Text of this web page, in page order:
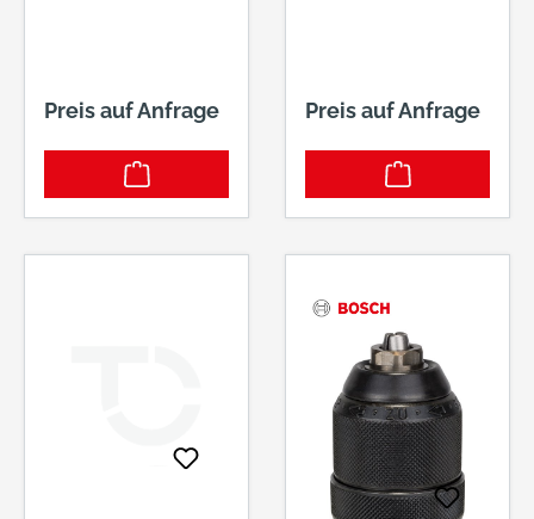
Preis auf Anfrage Preis auf Anfrage